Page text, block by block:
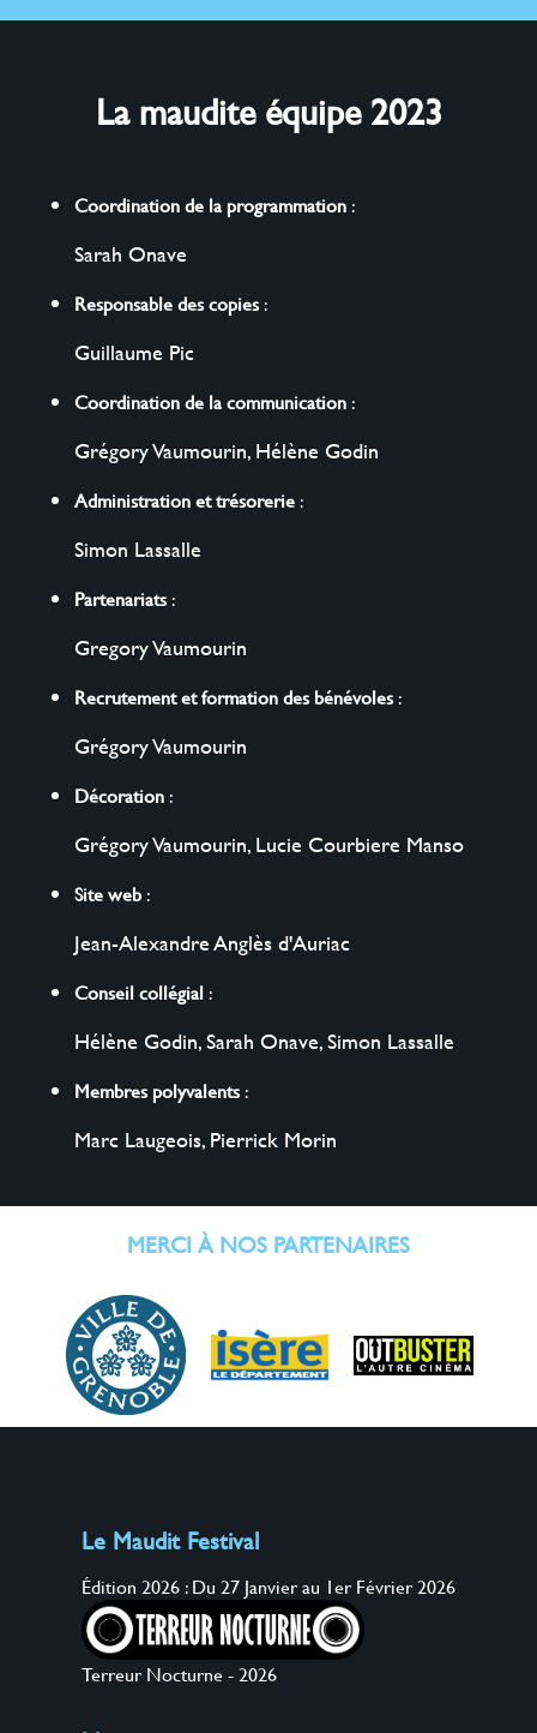
La maudite équipe 2023
Coordination de la programmation:
Sarah Onave
Responsable des copies:
Guillaume Pic
Coordination de la communication:
Grégory Vaumourin,Hélène Godin
Administration et trésorerie:
Simon Lassalle
Partenariats:
Gregory Vaumourin
Recrutement et formation des bénévoles:
Grégory Vaumourin
Décoration:
Grégory Vaumourin,Lucie Courbiere Manso
Site web:
Jean-Alexandre Anglès d'Auriac
Conseil collégial:
Hélène Godin,Sarah Onave,Simon Lassalle
Membres polyvalents:
Marc Laugeois,Pierrick Morin
MERCI À NOS PARTENAIRES
Le Maudit Festival
Édition 2026 : Du 27 Janvier au 1er Février 2026
Terreur Nocturne - 2026